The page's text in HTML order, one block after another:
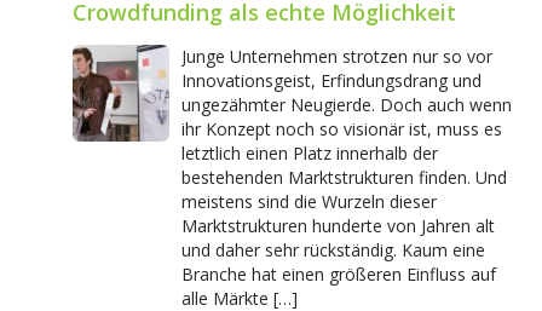
Crowdfunding als echte Möglichkeit
Junge Unternehmen strotzen nur so vor
Innovationsgeist, Erfindungsdrang und
ungezähmter Neugierde. Doch auch wenn
ihr Konzept noch so visionär ist, muss es
letztlich einen Platz innerhalb der
bestehenden Marktstrukturen finden. Und
meistens sind die Wurzeln dieser
Marktstrukturen hunderte von Jahren alt
und daher sehr rückständig. Kaum eine
Branche hat einen größeren Einfluss auf
alle Märkte […]